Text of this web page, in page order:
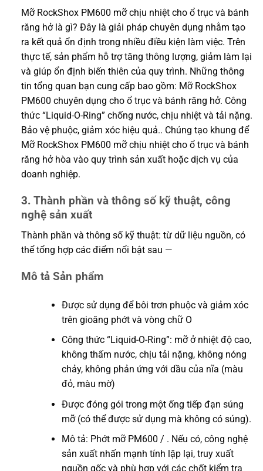
Mỡ RockShox PM600 mỡ chịu nhiệt cho ổ trục và bánh
răng hở là gì? Đây là giải pháp chuyên dụng nhằm tạo
ra kết quả ổn định trong nhiều điều kiện làm việc. Trên
thực tế, sản phẩm hỗ trợ tăng thông lượng, giảm làm lại
và giúp ổn định biến thiên của quy trình. Những thông
tin tổng quan bạn cung cấp bao gồm: Mỡ RockShox
PM600 chuyên dụng cho ổ trục và bánh răng hở. Công
thức “Liquid-O-Ring” chống nước, chịu nhiệt và tải nặng.
Bảo vệ phuộc, giảm xóc hiệu quả.. Chúng tạo khung để
Mỡ RockShox PM600 mỡ chịu nhiệt cho ổ trục và bánh
răng hở hòa vào quy trình sản xuất hoặc dịch vụ của
doanh nghiệp.
3. Thành phần và thông số kỹ thuật, công
nghệ sản xuất
Thành phần và thông số kỹ thuật: từ dữ liệu nguồn, có
thể tổng hợp các điểm nổi bật sau —
Mô tả Sản phẩm
Được sử dụng để bôi trơn phuộc và giảm xóc
trên gioăng phớt và vòng chữ O
Công thức “Liquid-O-Ring”: mỡ ở nhiệt độ cao,
không thấm nước, chịu tải nặng, không nóng
chảy, không phản ứng với dầu của nĩa (màu
đỏ, màu mờ)
Được đóng gói trong một ống tiếp đạn súng
mỡ (có thể được sử dụng mà không có súng).
Mô tả: Phớt mỡ PM600 / . Nếu có, công nghệ
sản xuất nhấn mạnh tính lặp lại, truy xuất
nguồn gốc và phù hợp với các chốt kiểm tra